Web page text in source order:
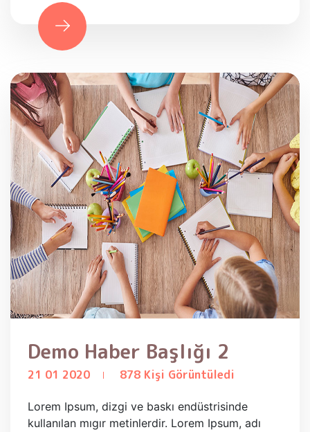
Demo Haber Başlığı 2
21 01 2020 878 Kişi Görüntüledi
Lorem Ipsum, dizgi ve baskı endüstrisinde
kullanılan mıgır metinlerdir. Lorem Ipsum, adı